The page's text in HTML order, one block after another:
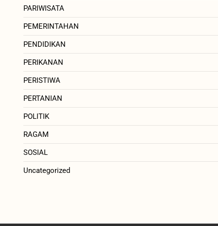
PARIWISATA
PEMERINTAHAN
PENDIDIKAN
PERIKANAN
PERISTIWA
PERTANIAN
POLITIK
RAGAM
SOSIAL
Uncategorized